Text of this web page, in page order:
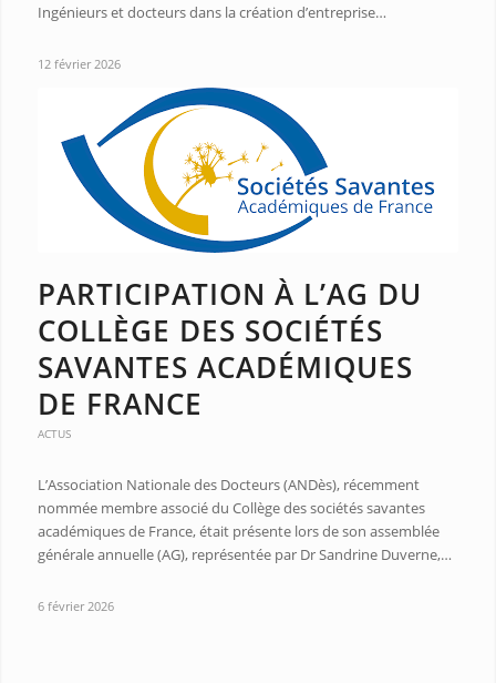
Ingénieurs et docteurs dans la création d’entreprise…
12 février 2026
PARTICIPATION À L’AG DU
COLLÈGE DES SOCIÉTÉS
SAVANTES ACADÉMIQUES
DE FRANCE
ACTUS
L’Association Nationale des Docteurs (ANDès), récemment
nommée membre associé du Collège des sociétés savantes
académiques de France, était présente lors de son assemblée
générale annuelle (AG), représentée par Dr Sandrine Duverne,…
6 février 2026